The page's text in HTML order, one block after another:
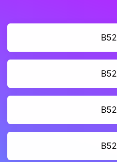
B52
B52
B52
B52